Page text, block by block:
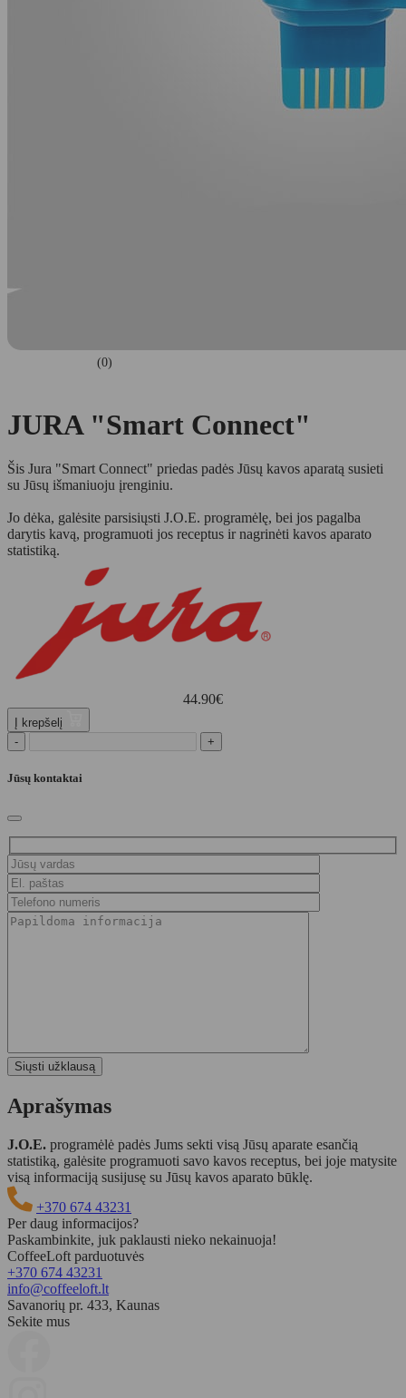
(0)
JURA "Smart Connect"
Šis Jura "Smart Connect" priedas padės Jūsų kavos aparatą susieti
su Jūsų išmaniuoju įrenginiu.
Jo dėka, galėsite parsisiųsti J.O.E. programėlę, bei jos pagalba
darytis kavą, programuoti jos receptus ir nagrinėti kavos aparato
statistiką.
44.90€
Į krepšelį
-
+
Jūsų kontaktai
Aprašymas
J.O.E. programėlė padės Jums sekti visą Jūsų aparate esančią
statistiką, galėsite programuoti savo kavos receptus, bei joje matysite
visą informaciją susijusę su Jūsų kavos aparato būklę.
+370 674 43231
Per daug informacijos?
Paskambinkite, juk paklausti nieko nekainuoja!
CoffeeLoft parduotuvės
+370 674 43231
info@coffeeloft.lt
Savanorių pr. 433, Kaunas
Sekite mus